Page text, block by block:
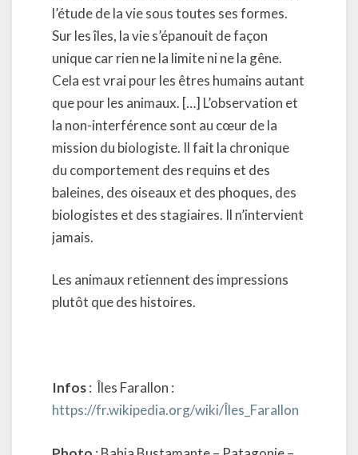
l’étude de la vie sous toutes ses formes.
Sur les îles, la vie s’épanouit de façon
unique car rien ne la limite ni ne la gêne.
Cela est vrai pour les êtres humains autant
que pour les animaux. […] L’observation et
la non-interférence sont au cœur de la
mission du biologiste. Il fait la chronique
du comportement des requins et des
baleines, des oiseaux et des phoques, des
biologistes et des stagiaires. Il n’intervient
jamais.
Les animaux retiennent des impressions
plutôt que des histoires.
Infos: Îles Farallon :
https://fr.wikipedia.org/wiki/Îles_Farallon